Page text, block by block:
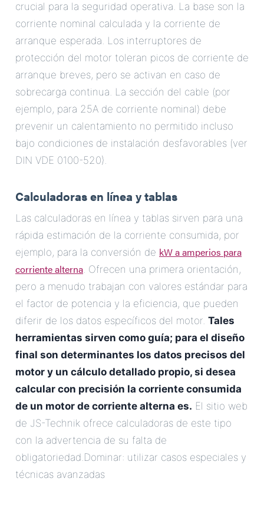
crucial para la seguridad operativa. La base son la
corriente nominal calculada y la corriente de
arranque esperada. Los interruptores de
protección del motor toleran picos de corriente de
arranque breves, pero se activan en caso de
sobrecarga continua. La sección del cable (por
ejemplo, para 25A de corriente nominal) debe
prevenir un calentamiento no permitido incluso
bajo condiciones de instalación desfavorables (ver
DIN VDE 0100-520).
Calculadoras en línea y tablas
Las calculadoras en línea y tablas sirven para una
rápida estimación de la corriente consumida, por
ejemplo, para la conversión de kW a amperios para
corriente alterna. Ofrecen una primera orientación,
pero a menudo trabajan con valores estándar para
el factor de potencia y la eficiencia, que pueden
diferir de los datos específicos del motor. Tales
herramientas sirven como guía; para el diseño
final son determinantes los datos precisos del
motor y un cálculo detallado propio, si desea
calcular con precisión la corriente consumida
de un motor de corriente alterna es. El sitio web
de JS-Technik ofrece calculadoras de este tipo
con la advertencia de su falta de
obligatoriedad.Dominar: utilizar casos especiales y
técnicas avanzadas